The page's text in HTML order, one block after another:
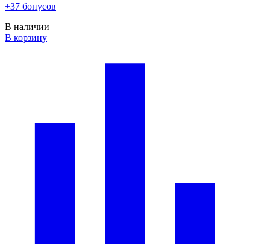
+37 бонусов
В наличии
В корзину